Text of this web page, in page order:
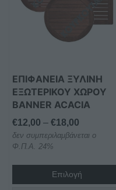
ΕΠΙΦΑΝΕΙΑ ΞΥΛΙΝΗ
ΕΞΩΤΕΡΙΚΟΥ ΧΩΡΟΥ
BANNER ACACIA
€12,00 – €18,00
range:
through
€18,00
δεν συμπεριλαμβάνεται ο
Φ.Π.Α. 24%
Επιλογή
πολλαπλές
παραλλαγές.
να
επιλεγούν
στη
σελίδα
του
προϊόντος